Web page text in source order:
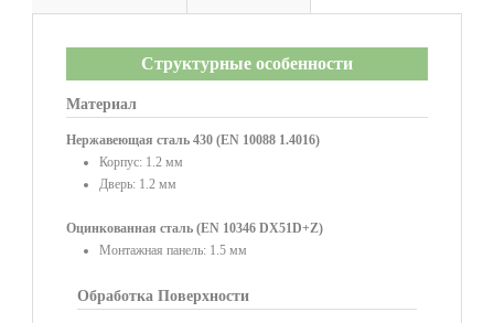
Структурные особенности
Материал
Нержавеющая сталь 430 (EN 10088 1.4016)
Корпус: 1.2 мм
Дверь: 1.2 мм
Оцинкованная сталь (EN 10346 DX51D+Z)
Монтажная панель: 1.5 мм
Обработка Поверхности